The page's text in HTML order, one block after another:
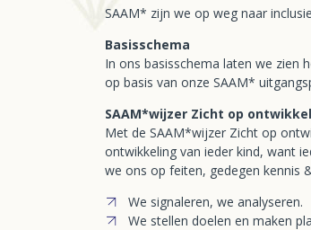
SAAM* zijn we op weg naar
Basisschema
In ons basisschema laten we zien
op basis van onze SAAM*
SAAM*wijzer Zicht op
Met de SAAM*wijzer Zicht op
ontwikkeling van ieder kind, want
we ons op feiten, gedegen kennis
We signaleren, we analyseren.
We stellen doelen en maken